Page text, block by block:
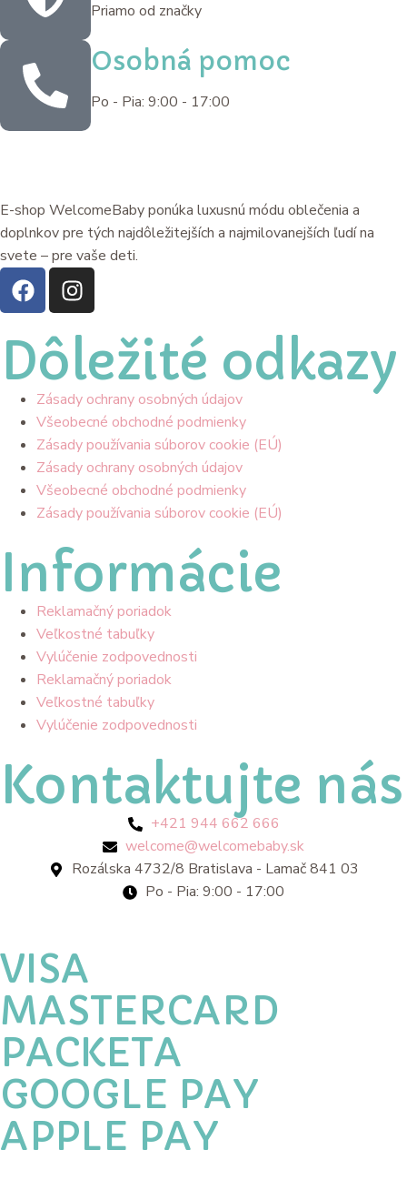
Priamo od značky
Osobná pomoc
Po - Pia: 9:00 - 17:00
E-shop WelcomeBaby ponúka luxusnú módu oblečenia a
doplnkov pre tých najdôležitejších a najmilovanejších ľudí na
svete – pre vaše deti.
Dôležité odkazy
Zásady ochrany osobných údajov
Všeobecné obchodné podmienky
Zásady používania súborov cookie (EÚ)
Zásady ochrany osobných údajov
Všeobecné obchodné podmienky
Zásady používania súborov cookie (EÚ)
Informácie
Reklamačný poriadok
Veľkostné tabuľky
Vylúčenie zodpovednosti
Reklamačný poriadok
Veľkostné tabuľky
Vylúčenie zodpovednosti
Kontaktujte nás
+421 944 662 666
welcome@welcomebaby.sk
Rozálska 4732/8 Bratislava - Lamač 841 03
Po - Pia: 9:00 - 17:00
VISA
MASTERCARD
PACKETA
GOOGLE PAY
APPLE PAY